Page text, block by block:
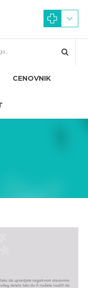
CENOVNIK